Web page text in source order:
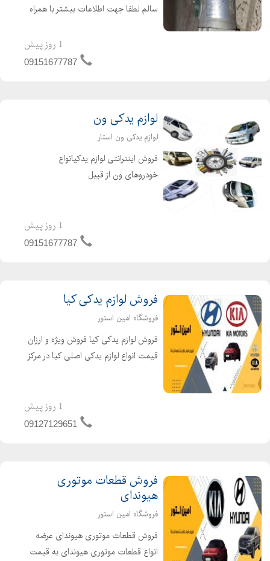
سالم لطفا جهت اطلاعات بیشتر با همراه
1 روز پیش
09151677787
لوازم یدکی ون
لوازم یدکی ون استار
فروش اینترانتی لوازم یدکیانواع
خودروهای ون از قبیل
نارون.لوازم یدکی L300 لوازم جلوبندی ون
دلیکا . لوازم ون میتسوبیش...
1 روز پیش
09151677787
فروش لوازم یدکی کیا
فروشگاه امین استور
فروش لوازم یدکی کیا فروش ویژه و ارزان
قیمت انواع لوازم یدکی اصلی کیا در مرکز
تمامی مدلهای کیا، بهترین همراه
1 روز پیش
09127129651
فروش قطعات موتوری
هیوندای
فروشگاه امین استور
فروش قطعات موتوری هیوندای عرضه
انواع قطعات موتوری هیوندای به قیمت